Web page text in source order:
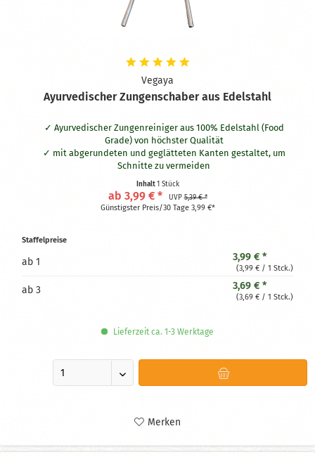
Vegaya
Ayurvedischer Zungenschaber aus Edelstahl
Ayurvedischer Zungenreiniger aus 100% Edelstahl (Food
Grade) von höchster Qualität
mit abgerundeten und geglätteten Kanten gestaltet, um
Schnitte zu vermeiden
weitaus effektiver und hygienischer als Kunststoffschaber
Inhalt1 Stück
ab 3,99 € * UVP5,39 € *
Günstigster Preis/30 Tage 3,99 €*
Staffelpreise
ab 1 3,99 € *
(3,99 € / 1 Stck.)
ab 3 3,69 € *
(3,69 € / 1 Stck.)
Lieferzeit ca. 1-3 Werktage
Merken